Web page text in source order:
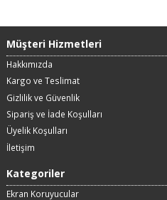
Müşteri Hizmetleri
Hakkımızda
Kargo ve Teslimat
Gizlilik ve Güvenlik
Sipariş ve İade Koşulları
Üyelik Koşulları
İletişim
Kategoriler
Ekran Koruyucular